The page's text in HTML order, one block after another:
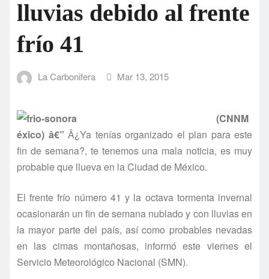
lluvias debido al frente
frí­o 41
La Carbonifera Mar 13, 2015
(CNNM
éxico) â€” Â¿Ya tení­as organizado el plan para este
fin de semana?, te tenemos una mala noticia, es muy
probable que llueva en la Ciudad de México.
El frente frí­o número 41 y la octava tormenta invernal
ocasionarán un fin de semana nublado y con lluvias en
la mayor parte del paí­s, así­ como probables nevadas
en las cimas montañosas, informó este viernes el
Servicio Meteorológico Nacional (SMN).